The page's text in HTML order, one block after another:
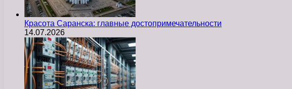
Красота Саранска: главные достопримечательности
14.07.2026